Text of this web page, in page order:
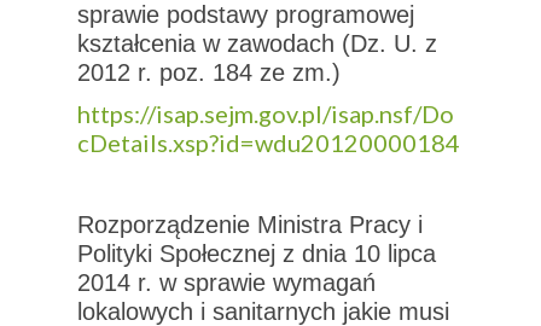
sprawie podstawy programowej
kształcenia w zawodach (Dz. U. z
2012 r. poz. 184 ze zm.)
https://isap.sejm.gov.pl/isap.nsf/Do
cDetails.xsp?id=wdu20120000184
Rozporządzenie Ministra Pracy i
Polityki Społecznej z dnia 10 lipca
2014 r. w sprawie wymagań
lokalowych i sanitarnych jakie musi